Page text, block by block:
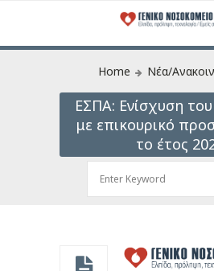
Home Νέα/
ΕΣΠΑ: Ενίσχυση του
με επικουρικό
το έτος